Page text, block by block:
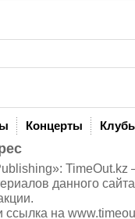
Концерты
TimeOut.kz
данного
ссылка на